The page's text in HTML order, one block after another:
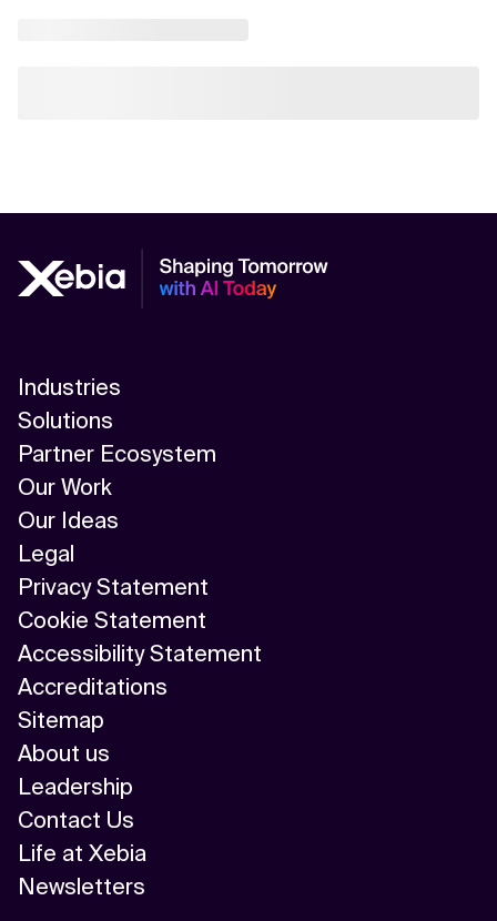
Industries
Solutions
Partner Ecosystem
Our Work
Our Ideas
Legal
Privacy Statement
Cookie Statement
Accessibility Statement
Accreditations
Sitemap
About us
Leadership
Contact Us
Life at Xebia
Newsletters